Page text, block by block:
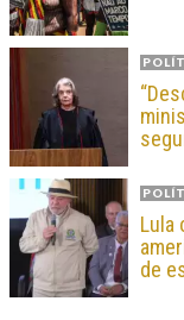
Lula
de